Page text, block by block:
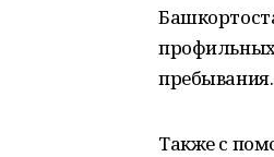
профильных
пребывания.
Также с